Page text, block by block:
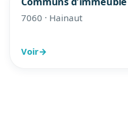
7060 · Hainaut
Voir→